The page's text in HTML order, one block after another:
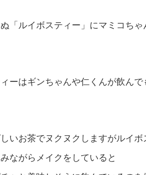
「ルイボスティー」にマミコちゃ
ーはギンちゃんや仁くんが飲ん
いお茶でヌクヌクしますがルイ
ながらメイクをしていると